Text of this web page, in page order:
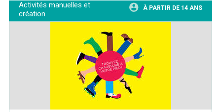
Activités manuelles et
création
À PARTIR DE 14 ANS